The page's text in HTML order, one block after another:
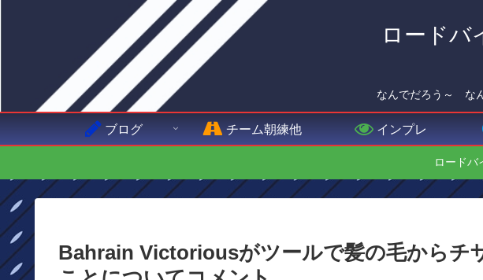
ロードバ
なんでだろう～ な
ブログ チーム朝練他 インプレ
ロードバ
Bahrain Victoriousがツールで髪の毛からチ